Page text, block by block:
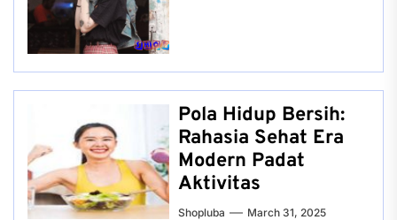
Pola Hidup Bersih:
Rahasia Sehat Era
Modern Padat
Aktivitas
Shopluba March 31, 2025